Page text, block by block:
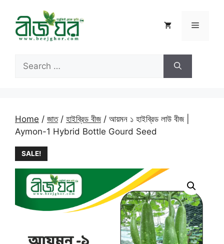
content
Menu
for:
Home / জাত/ হাইব্রিড বীজ/ আয়মন ১ হাইব্রিড লাউ বীজ |
Aymon-1 Hybrid Bottle Gourd Seed
SALE!